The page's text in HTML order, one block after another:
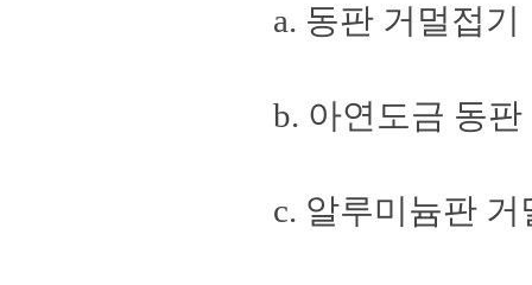
a. 동판 거멀접기
b. 아연도금 동
c. 알루미늄판 거